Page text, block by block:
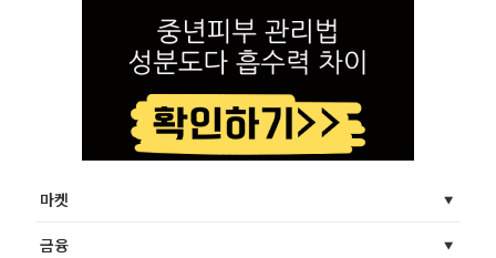
마켓
금융